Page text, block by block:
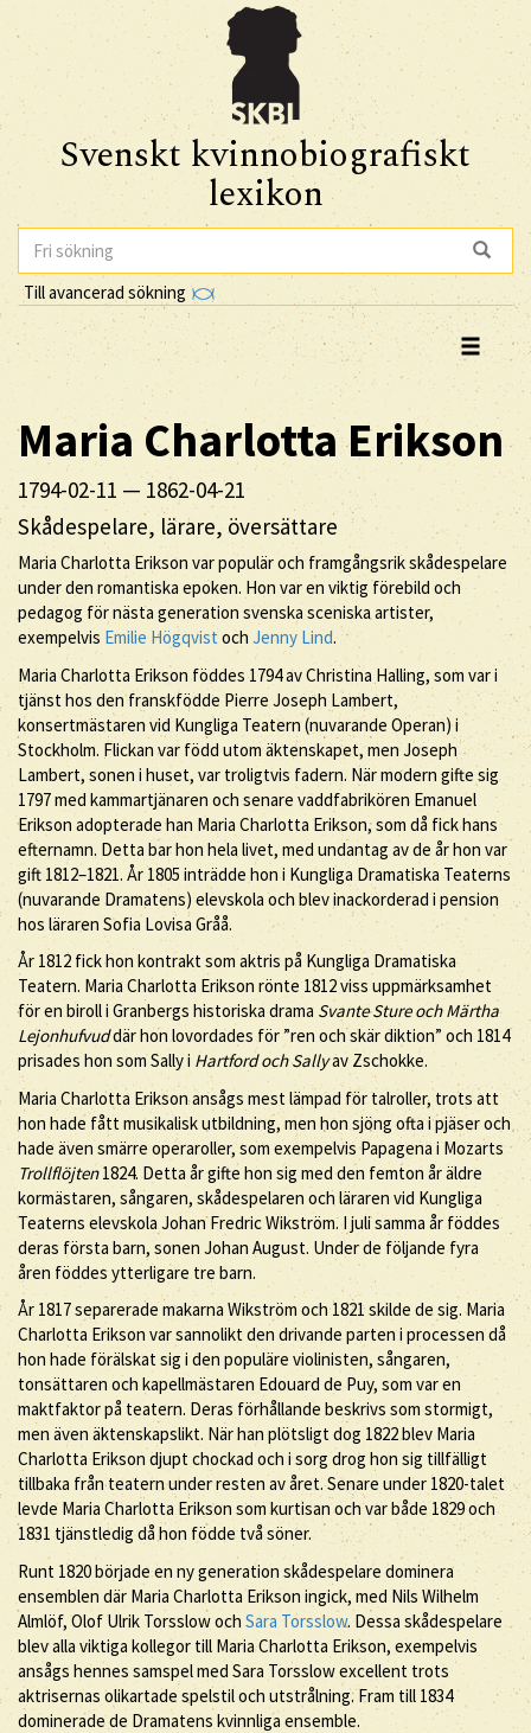
Svenskt kvinnobiografiskt
lexikon
Till avancerad sökning
Maria CharlottaErikson
1794-02-11 — 1862-04-21
Skådespelare, lärare, översättare
Maria Charlotta Erikson var populär och framgångsrik skådespelare
under den romantiska epoken. Hon var en viktig förebild och
pedagog för nästa generation svenska sceniska artister,
exempelvis Emilie Högqvistoch Jenny Lind.
Maria Charlotta Erikson föddes 1794 av Christina Halling, som var i
tjänst hos den franskfödde Pierre Joseph Lambert,
konsertmästaren vid Kungliga Teatern (nuvarande Operan) i
Stockholm. Flickan var född utom äktenskapet, men Joseph
Lambert, sonen i huset, var troligtvis fadern. När modern gifte sig
1797 med kammartjänaren och senare vaddfabrikören Emanuel
Erikson adopterade han Maria Charlotta Erikson, som då fick hans
efternamn. Detta bar hon hela livet, med undantag av de år hon var
gift 1812–1821. År 1805 inträdde hon i Kungliga Dramatiska Teaterns
(nuvarande Dramatens) elevskola och blev inackorderad i pension
hos läraren Sofia Lovisa Gråå.
År 1812 fick hon kontrakt som aktris på Kungliga Dramatiska
Teatern. Maria Charlotta Erikson rönte 1812 viss uppmärksamhet
för en biroll i Granbergs historiska drama Svante Sture och Märtha
Lejonhufvuddär hon lovordades för ”ren och skär diktion” och 1814
prisades hon som Sally i Hartford och Sallyav Zschokke.
Maria Charlotta Erikson ansågs mest lämpad för talroller, trots att
hon hade fått musikalisk utbildning, men hon sjöng ofta i pjäser och
hade även smärre operaroller, som exempelvis Papagena i Mozarts
Trollflöjten1824. Detta år gifte hon sig med den femton år äldre
kormästaren, sångaren, skådespelaren och läraren vid Kungliga
Teaterns elevskola Johan Fredric Wikström. I juli samma år föddes
deras första barn, sonen Johan August. Under de följande fyra
åren föddes ytterligare tre barn.
År 1817 separerade makarna Wikström och 1821 skilde de sig. Maria
Charlotta Erikson var sannolikt den drivande parten i processen då
hon hade förälskat sig i den populäre violinisten, sångaren,
tonsättaren och kapellmästaren Edouard de Puy, som var en
maktfaktor på teatern. Deras förhållande beskrivs som stormigt,
men även äktenskapslikt. När han plötsligt dog 1822 blev Maria
Charlotta Erikson djupt chockad och i sorg drog hon sig tillfälligt
tillbaka från teatern under resten av året. Senare under 1820-talet
levde Maria Charlotta Erikson som kurtisan och var både 1829 och
1831 tjänstledig då hon födde två söner.
Runt 1820 började en ny generation skådespelare dominera
ensemblen där Maria Charlotta Erikson ingick, med Nils Wilhelm
Almlöf, Olof Ulrik Torsslow och Sara Torsslow. Dessa skådespelare
blev alla viktiga kollegor till Maria Charlotta Erikson, exempelvis
ansågs hennes samspel med Sara Torsslow excellent trots
aktrisernas olikartade spelstil och utstrålning. Fram till 1834
dominerade de Dramatens kvinnliga ensemble.